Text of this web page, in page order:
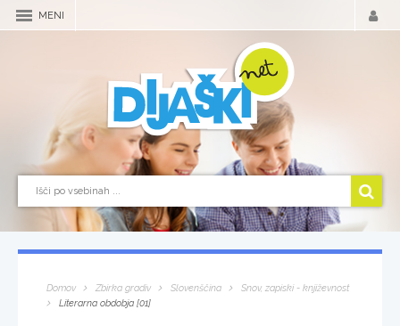
MENI
Domov Zbirka gradiv Slovenščina
Snov, zapiski - književnost
Literarna obdobja [01]